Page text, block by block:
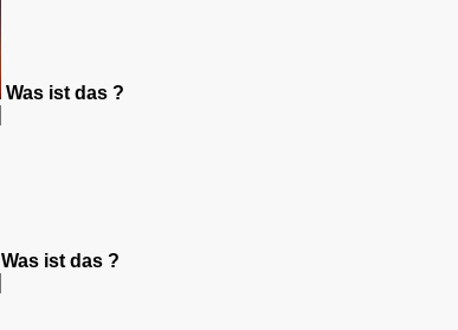
Was ist das ?
Was ist das ?